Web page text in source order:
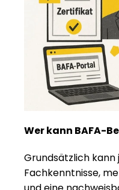
Wer kann BAFA-
Grundsätzlich
Fachkenntnisse,